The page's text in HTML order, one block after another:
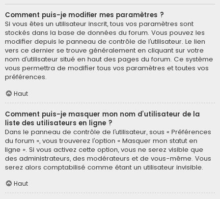
Comment puis-je modifier mes paramètres ?
Si vous êtes un utilisateur inscrit, tous vos paramètres sont
stockés dans la base de données du forum. Vous pouvez les
modifier depuis le panneau de contrôle de l’utilisateur. Le lien
vers ce dernier se trouve généralement en cliquant sur votre
nom d’utilisateur situé en haut des pages du forum. Ce système
vous permettra de modifier tous vos paramètres et toutes vos
préférences.
Haut
Comment puis-je masquer mon nom d’utilisateur de la
liste des utilisateurs en ligne ?
Dans le panneau de contrôle de l’utilisateur, sous « Préférences
du forum », vous trouverez l’option « Masquer mon statut en
ligne ». Si vous activez cette option, vous ne serez visible que
des administrateurs, des modérateurs et de vous-même. Vous
serez alors comptabilisé comme étant un utilisateur invisible.
Haut